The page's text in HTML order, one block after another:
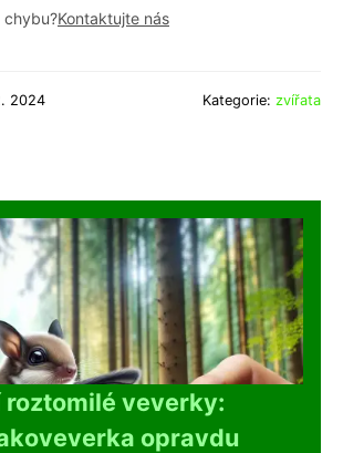
chybu?Kontaktujte nás
2024 Kategorie: zvířata
roztomilé veverky:
opravdu